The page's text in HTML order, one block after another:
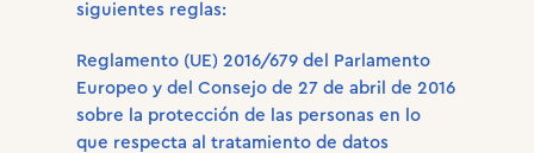
siguientes reglas:
Reglamento (UE) 2016/679 del Parlamento
Europeo y del Consejo de 27 de abril de 2016
sobre la protección de las personas en lo
que respecta al tratamiento de datos